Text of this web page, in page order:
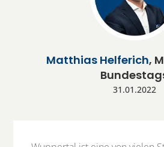
Matthias Helferich,
31.01.2022